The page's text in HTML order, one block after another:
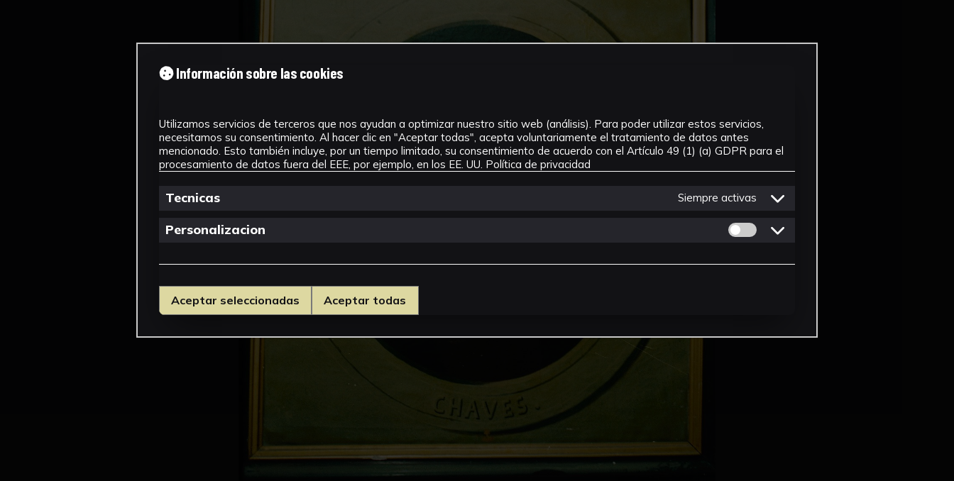
Información sobre las cookies
Utilizamos servicios de terceros que nos ayudan a optimizar nuestro sitio web (análisis). Para poder utilizar estos servicios,
necesitamos su consentimiento. Al hacer clic en "Aceptar todas", acepta voluntariamente el tratamiento de datos antes
mencionado. Esto también incluye, por un tiempo limitado, su consentimiento de acuerdo con el Artículo 49 (1) (a) GDPR para el
procesamiento de datos fuera del EEE, por ejemplo, en los EE. UU. Política de privacidad
Tecnicas Siempre activas
Personalizacion Permitir cookies de Personalizacion
Aceptar seleccionadas Aceptar todas